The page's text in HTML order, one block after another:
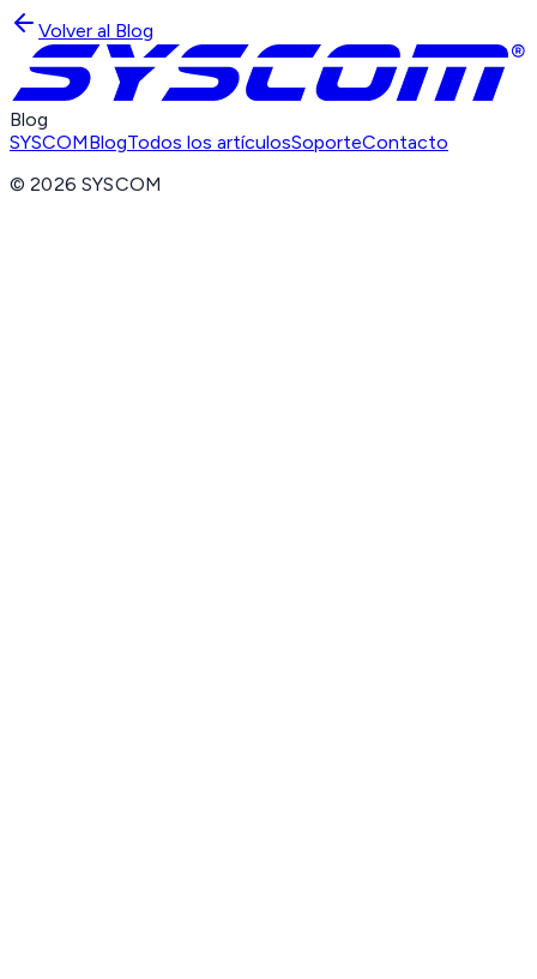
Volver al Blog
Blog
SYSCOMBlogTodos los artículosSoporteContacto
©2026 SYSCOM